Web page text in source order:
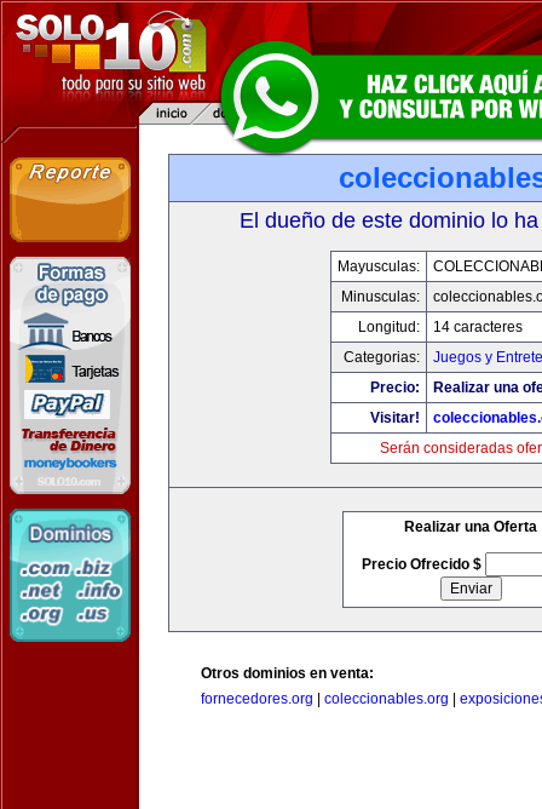
El dueño de este dominio lo
Mayusculas:
Minusculas:
Longitud:
14 caracteres
Categorias:
Juegos y
Precio:
Realizar una
Visitar!
Serán consideradas
Realizar una Oferta
Precio Ofrecido $
Otros dominios en venta:
fornecedores.org
coleccionables.org